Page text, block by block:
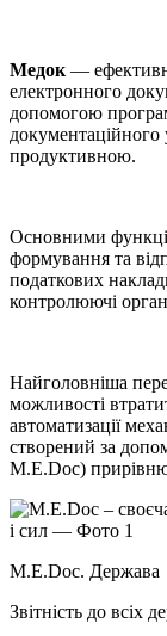
Медок —
електронного
допомогою
продуктивною.
Основними
формування та
податкових
контролюючі
Найголовніша
можливості
автоматизації
створений за
M.E.Doc)
M.E.Doc. Держава
Звітність до всіх